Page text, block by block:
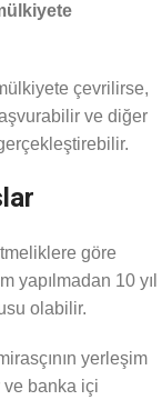
çevrilirse,
ve diğer
göre
yapılmadan 10 yıl
olabilir.
yerleşim
ve banka içi